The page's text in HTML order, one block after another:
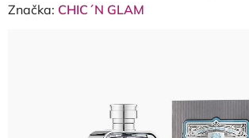
hodnotenie
Značka: CHIC´N GLAM